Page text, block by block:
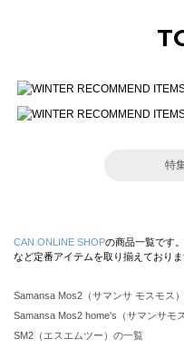
特
CAN ONLINE SHOPの商品一覧です。
など定番アイテムを取り揃えておりま
Samansa Mos2（サマンサ モスモス
Samansa Mos2 home's（サマンサモ
SM2（エスエムツー）の一覧